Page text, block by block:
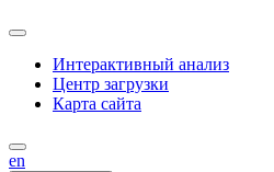
Интерактивный анализ
Центр загрузки
Карта сайта
en